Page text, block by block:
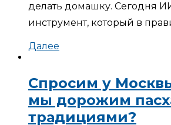
делать домашку. Сегодня
инструмент, который в
Далее
Спросим у
мы дорожим
традициями?